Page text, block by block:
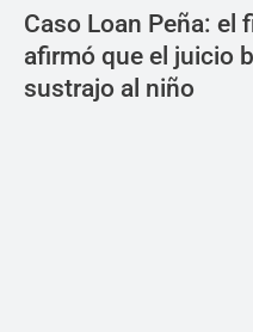
Caso Loan Peña: el
afirmó que el juicio
sustrajo al niño